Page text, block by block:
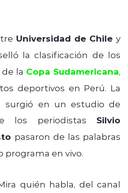
Universidad de Chile y
la clasificación de los
la Copa Sudamericana,
deportivos en Perú. La
surgió en un estudio de
los periodistas Silvio
pasaron de las palabras
programa en vivo.
quién habla, del canal